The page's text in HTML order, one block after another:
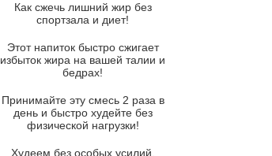
Суп-крем из цветной капусты
Французский луковый суп
Суп из баклажанов с моцареллой
Грибной крем-суп с кростини с
козьим сыром
Суп мисо с зеленым луком и
Как сжечь лишний жир без
спортзала и диет!
Этот напиток быстро сжигает
избыток жира на вашей талии и
бедрах!
Принимайте эту смесь 2 раза в
день и быстро худейте без
физической нагрузки!
Худеем без особых усилий,